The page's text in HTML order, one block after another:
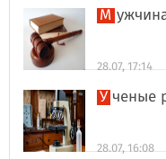
28.07, 17:14
28.07, 16:08